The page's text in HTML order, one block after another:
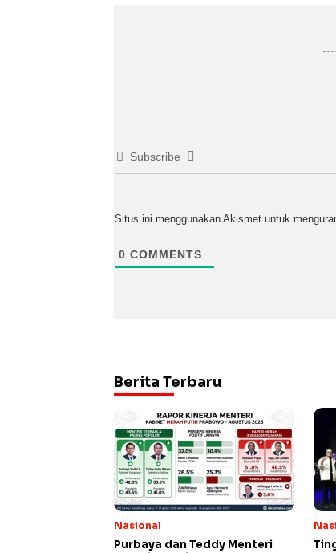
Subscribe
Situs ini menggunakan Akismet untuk
0 COMMENTS
Berita Terbaru
Nasional
Purbaya dan Teddy Menteri